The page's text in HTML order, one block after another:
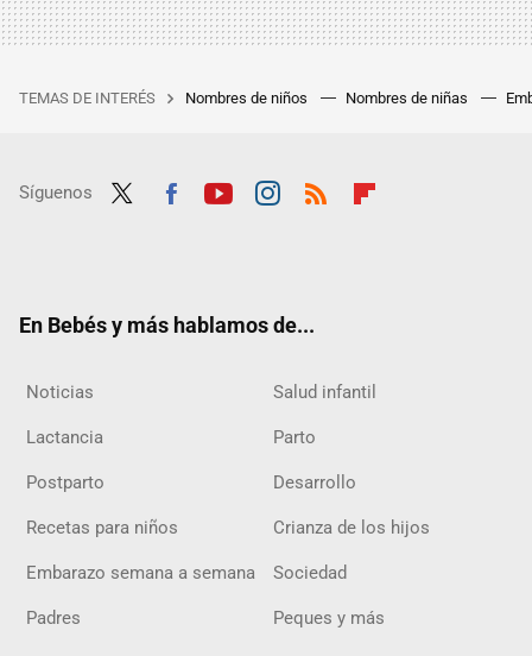
TEMAS DE INTERÉS Nombres de niños Nombres de niñas
Síguenos
En Bebés y más hablamos de...
Noticias Salud infantil
Lactancia Parto
Postparto Desarrollo
Recetas para niños Crianza de los hijos
Embarazo semana a semana Sociedad
Padres Peques y más